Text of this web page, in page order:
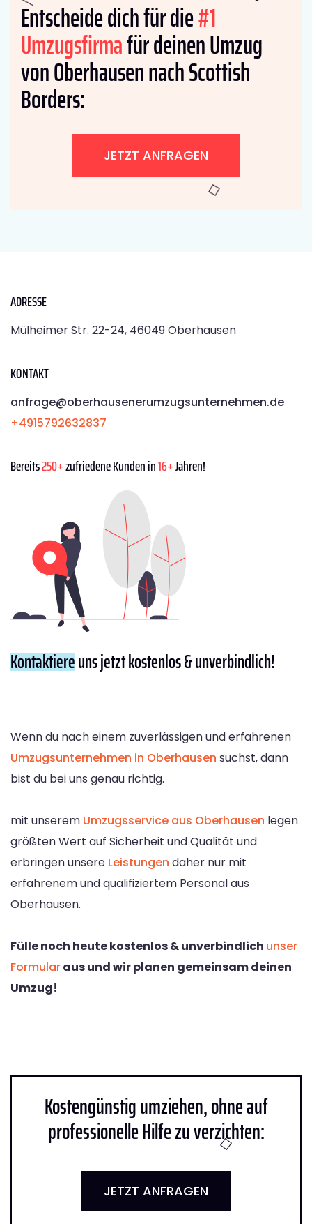
Entscheide dich für die#1
Umzugsfirmafür deinen Umzug
von Oberhausen nach Scottish
Borders:
JETZT ANFRAGEN
ADRESSE
Mülheimer Str. 22-24, 46049 Oberhausen
KONTAKT
anfrage@oberhausenerumzugsunternehmen.de
+4915792632837
Bereits250+zufriedene Kunden in16+Jahren!
Kontaktiereuns jetzt kostenlos & unverbindlich!
Wenn du nach einem zuverlässigen und erfahrenen
Umzugsunternehmen in Oberhausen suchst, dann
bist du bei uns genau richtig.
mit unserem Umzugsservice aus Oberhausen legen
größten Wert auf Sicherheit und Qualität und
erbringen unsere Leistungen daher nur mit
erfahrenem und qualifiziertem Personal aus
Oberhausen.
Fülle noch heute kostenlos & unverbindlich unser
Formularaus und wir planen gemeinsam deinen
Umzug!
Kostengünstig umziehen, ohne auf
professionelle Hilfe zu verzichten:
JETZT ANFRAGEN